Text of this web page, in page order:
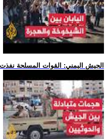
.. الجيش اليمني: القوات المسلحة